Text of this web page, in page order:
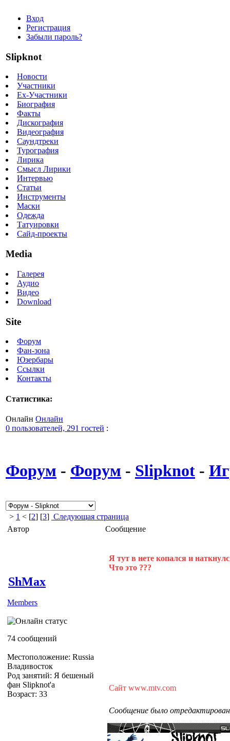
Вход
Регистрация
Забыли пароль?
Slipknot
Новости
Участники
Ex-Участники
Биография
Факты
Дискография
Видеография
Саундтреки
Турография
Лирика
Смысл Лирики
Интервью
Статьи
Инструменты
Маски
Одежда
Татуировки
Сайд-проекты
Media
Галерея
Аудио
Видео
Download
Site
Форум
Фан-зона
Юзербары
Ссылки
Контакты
Статистика:
Онлайн Онлайн
0 пользователей, 291 гостей :
Форум - Форум - Slipknot -
> 1 < [2] [3] Следующая страница
Автор
Сообщение
ShMax
Members
74 сообщений
Местоположение: Russia
Владивосток
Род занятий: Я бешеный
фан Slipknot'a
Возраст: 33
Я тут в нете копался и
Что это ???
Сайт www.mtv.com
Сообщение было